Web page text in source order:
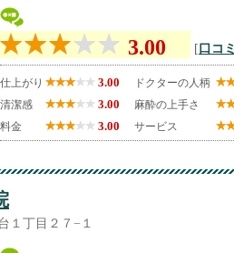
3.00 [口コ
仕上がり 3.00
清潔感 3.00
料金 3.00
ドクターの人柄
麻酔の上手さ
サービス
１丁目２７−１